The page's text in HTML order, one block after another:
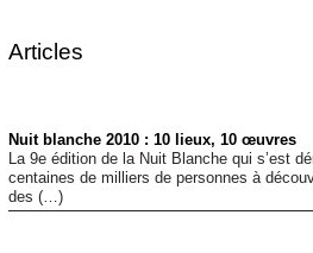
Articles
Nuit blanche 2010 : 10 lieux, 10 œuvres
La 9e édition de la Nuit Blanche qui s’est
centaines de milliers de personnes à
des (…)